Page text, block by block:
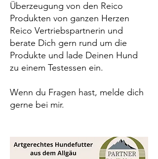
Überzeugung von den Reico
Produkten von ganzen Herzen
Reico Vertriebspartnerin und
berate Dich gern rund um die
Produkte und lade Deinen Hund
zu einem Testessen ein.
Wenn du Fragen hast, melde dich
gerne bei mir.